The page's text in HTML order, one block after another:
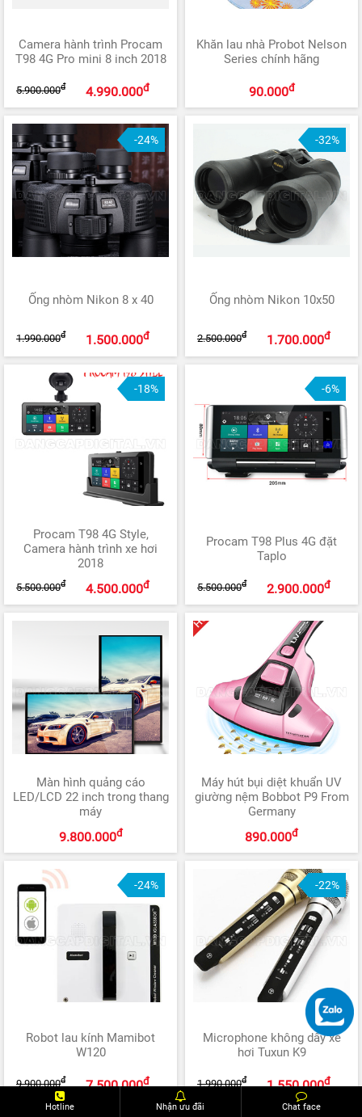
Camera hành trình Procam
T98 4G Pro mini 8 inch 2018
4.990.000đ
5.900.000đ
Khăn lau nhà Probot Nelson
Series chính hãng
90.000đ
-24%
Ống nhòm Nikon 8 x 40
1.500.000đ
1.990.000đ
-32%
Ống nhòm Nikon 10x50
1.700.000đ
2.500.000đ
-18%
Procam T98 4G Style,
Camera hành trình xe hơi
2018
4.500.000đ
5.500.000đ
-6%
Procam T98 Plus 4G đặt
Taplo
2.900.000đ
5.500.000đ
Màn hình quảng cáo
LED/LCD 22 inch trong thang
máy
9.800.000đ
Máy hút bụi diệt khuẩn UV
giường nệm Bobbot P9 From
Germany
890.000đ
-24%
Robot lau kính Mamibot
W120
7.500.000đ
9.900.000đ
-22%
Microphone không dây xe
hơi Tuxun K9
1.550.000đ
1.990.000đ
Hotline Nhận ưu đãi Chat face